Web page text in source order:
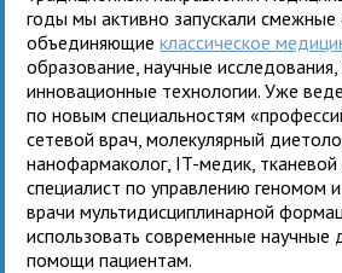
годы мы активно запускали смежные
объединяющиеклассическое
образование, научные
инновационные технологии. Уже
по новым специальностям
сетевой врач, молекулярный
нанофармаколог, IT-медик, тканевой
специалист по управлению геномом
врачи мультидисциплинарной
использовать современные научные
помощи пациентам.